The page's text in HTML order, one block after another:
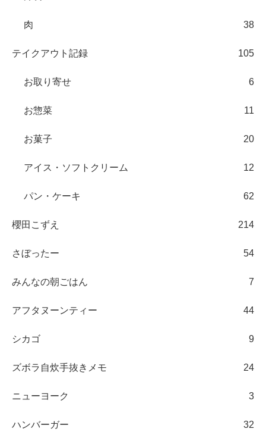
肉 38
テイクアウト記録 105
お取り寄せ 6
お惣菜 11
お菓子 20
アイス・ソフトクリーム 12
パン・ケーキ 62
櫻田こずえ 214
さぼったー 54
みんなの朝ごはん 7
アフタヌーンティー 44
シカゴ 9
ズボラ自炊手抜きメモ 24
ニューヨーク 3
ハンバーガー 32